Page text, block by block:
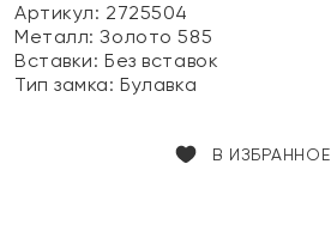
Артикул: 2725504
Металл:Золото 585
Вставки:Без вставок
Тип замка:Булавка
В ИЗБРАННОЕ